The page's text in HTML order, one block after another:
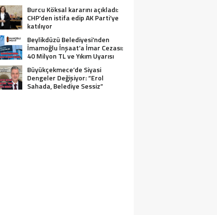
Burcu Köksal kararını açıkladı:
CHP’den istifa edip AK Parti’ye
katılıyor
Beylikdüzü Belediyesi’nden
İmamoğlu İnşaat’a İmar Cezası:
40 Milyon TL ve Yıkım Uyarısı
Büyükçekmece’de Siyasi
Dengeler Değişiyor: “Erol
Sahada, Belediye Sessiz”